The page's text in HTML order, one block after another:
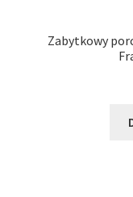
Zabytkowy